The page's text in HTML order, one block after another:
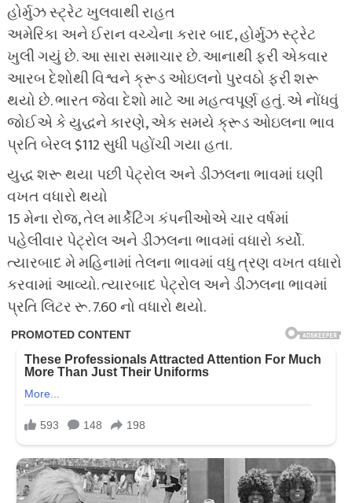
હોર્મુઝ સ્ટ્રેટ ખુલવાથી રાહત
અમેરિકા અને ઈરાન વચ્ચેના કરાર બાદ, હોર્મુઝ સ્ટ્રેટ
ખુલી ગયું છે. આ સારા સમાચાર છે. આનાથી ફરી એકવાર
આરબ દેશોથી વિશ્વને ક્રૂડ ઓઇલનો પુરવઠો ફરી શરૂ
થયો છે. ભારત જેવા દેશો માટે આ મહત્વપૂર્ણ હતું. એ નોંધવું
જોઈએ કે યુદ્ધને કારણે, એક સમયે ક્રૂડ ઓઇલના ભાવ
પ્રતિ બેરલ $112 સુધી પહોંચી ગયા હતા.
યુદ્ધ શરૂ થયા પછી પેટ્રોલ અને ડીઝલના ભાવમાં ઘણી
વખત વધારો થયો
15 મેના રોજ, તેલ માર્કેટિંગ કંપનીઓએ ચાર વર્ષમાં
પહેલીવાર પેટ્રોલ અને ડીઝલના ભાવમાં વધારો કર્યો.
ત્યારબાદ મે મહિનામાં તેલના ભાવમાં વધુ ત્રણ વખત વધારો
કરવામાં આવ્યો. ત્યારબાદ પેટ્રોલ અને ડીઝલના ભાવમાં
પ્રતિ લિટર રૂ. 7.60 નો વધારો થયો.